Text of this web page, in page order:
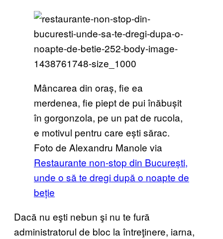
Mâncarea din oraș, fie ea
merdenea, fie piept de pui înăbușit
în gorgonzola, pe un pat de rucola,
e motivul pentru care ești sărac.
Foto de Alexandru Manole via
Restaurante non-stop din București,
unde o să te dregi după o noapte de
beție
Dacă nu eşti nebun şi nu te fură
administratorul de bloc la întreţinere, iarna,